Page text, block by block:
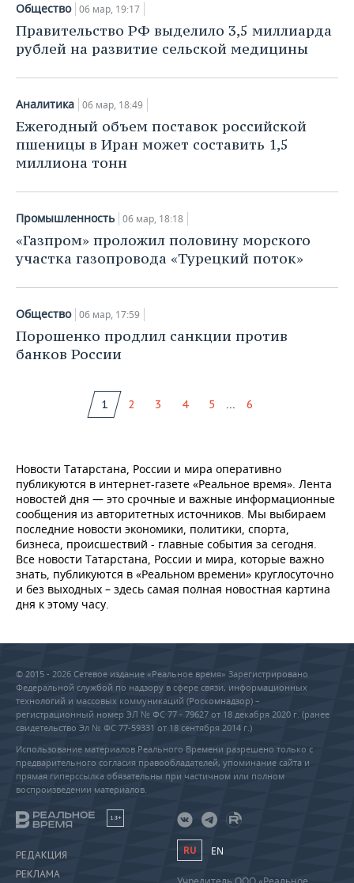
Общество 06 мар, 19:17
Правительство РФ выделило 3,5 миллиарда
рублей на развитие сельской медицины
Аналитика 06 мар, 18:49
Ежегодный объем поставок российской
пшеницы в Иран может составить 1,5
миллиона тонн
Промышленность 06 мар, 18:18
«Газпром» проложил половину морского
участка газопровода «Турецкий поток»
Общество 06 мар, 17:59
Порошенко продлил санкции против
банков России
1 2 3 4 5 ... 6
Новости Татарстана, России и мира оперативно
публикуются в интернет-газете «Реальное время». Лента
новостей дня — это срочные и важные информационные
сообщения из авторитетных источников. Мы выбираем
последние новости экономики, политики, спорта,
бизнеса, происшествий - главные события за сегодня.
Все новости Татарстана, России и мира, которые важно
знать, публикуются в «Реальном времени» круглосуточно
и без выходных – здесь самая полная новостная картина
дня к этому часу.
© 2015 - 2026 Сетевое издание «Реальное время» Зарегистрировано
Федеральной службой по надзору в сфере связи, информационных
технологий и массовых коммуникаций (Роскомнадзор) –
регистрационный номер ЭЛ № ФС 77 - 79627 от 18 декабря 2020 г. (ранее
свидетельство Эл № ФС 77-59331 от 18 сентября 2014 г.)
Использование материалов Реального Времени разрешено только с
предварительного согласия правообладателей, упоминание сайта и
прямая гиперссылка обязательны при частичном или полном
воспроизведении материалов.
18+
РЕДАКЦИЯ
РЕКЛАМА
RU EN